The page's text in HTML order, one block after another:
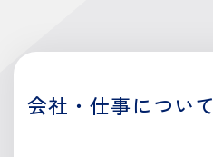
会社・仕事について